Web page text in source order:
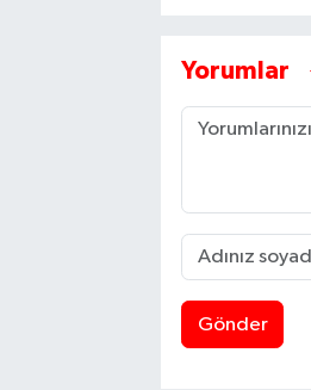
Yorumlar
Gönder